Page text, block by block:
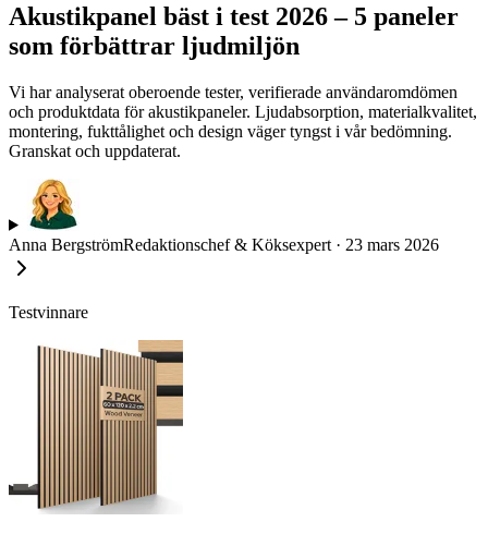
Akustikpanel bäst i test 2026 – 5 paneler
som förbättrar ljudmiljön
Vi har analyserat oberoende tester, verifierade användaromdömen
och produktdata för akustikpaneler. Ljudabsorption, materialkvalitet,
montering, fukttålighet och design väger tyngst i vår bedömning.
Granskat och uppdaterat.
Anna BergströmRedaktionschef & Köksexpert · 23 mars 2026
Testvinnare